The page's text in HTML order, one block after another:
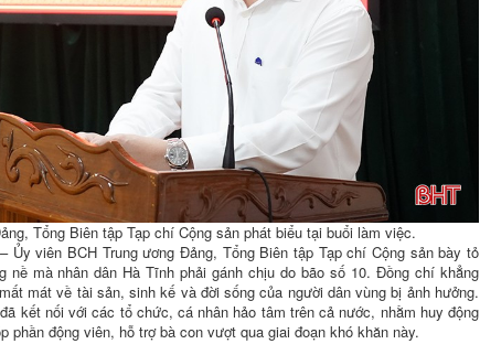
Tổng Biên tập Tạp chí Cộng sản phát biểu tại buổi làm việc.
Ủy viên BCH Trung ương Đảng, Tổng Biên tập Tạp chí Cộng sản bày tỏ
mà nhân dân Hà Tĩnh phải gánh chịu do bão số 10. Đồng chí khẳng
mát về tài sản, sinh kế và đời sống của người dân vùng bị ảnh hưởng.
kết nối với các tổ chức, cá nhân hảo tâm trên cả nước, nhằm huy động
động viên, hỗ trợ bà con vượt qua giai đoạn khó khăn này.